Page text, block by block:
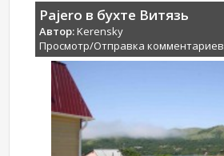
Pajero в бухте Витязь
Автор:Kerensky
Просмотр/Отправка комментариев